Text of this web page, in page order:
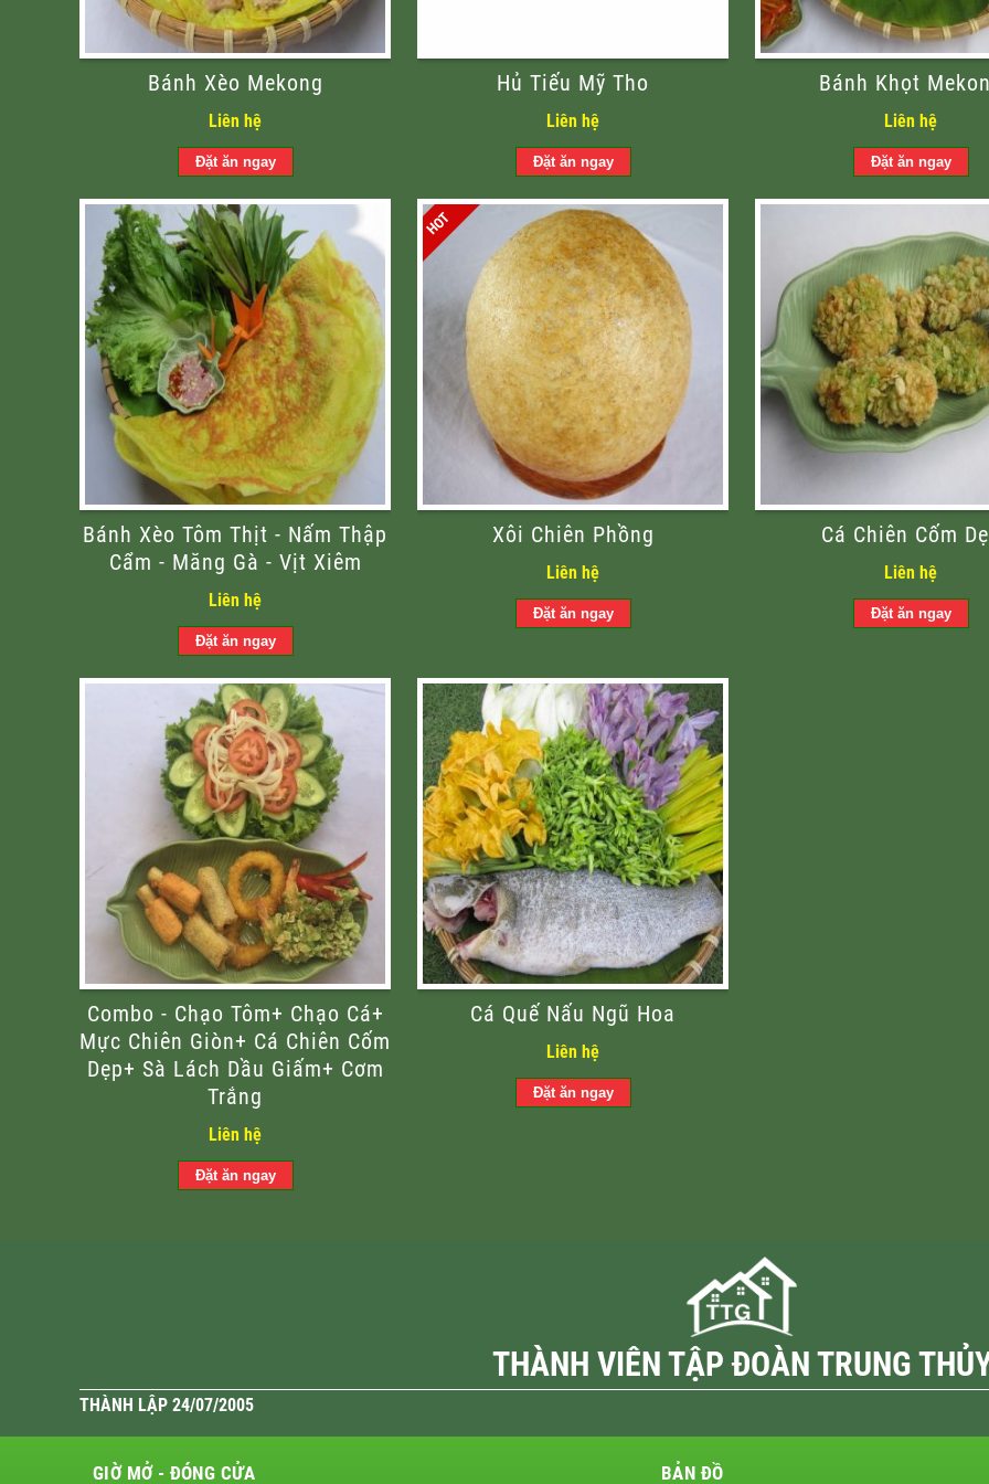
Bánh Xèo Mekong
Liên hệ
Hủ Tiếu Mỹ Tho
Liên hệ
Bánh Khọt
Liên hệ
Bánh Xèo Tôm Thịt - Nấm Thập
Cẩm - Măng Gà - Vịt Xiêm
Liên hệ
Xôi Chiên Phồng
Liên hệ
Cá Chiên Cốm
Liên hệ
Combo - Chạo Tôm+ Chạo Cá+
Mực Chiên Giòn+ Cá Chiên Cốm
Dẹp+ Sà Lách Dầu Giấm+ Cơm
Trắng
Liên hệ
Cá Quế Nấu Ngũ Hoa
Liên hệ
THÀNH VIÊN TẬP ĐOÀN TRUNG
THÀNH LẬP 24/07/2005
GIỜ MỞ - ĐÓNG CỬA BẢN ĐỒ